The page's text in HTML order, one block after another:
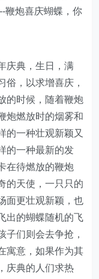
鞭炮喜庆蝴蝶，你
庆典，生日，满
俗，以求增喜庆，
的时候，随着鞭炮
炮燃放时的烟雾和
的一种壮观新颖又
的一种最新的发
在待燃放的鞭炮
的天使，一只只的
面更壮观新颖，也
出的蝴蝶随机的飞
子们则会去争抢，
寓意，如果作为其
庆典的人们求热